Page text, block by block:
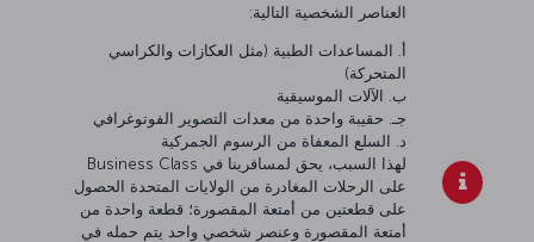
العناصر الشخصية التالية:
أ. المساعدات الطبية (مثل العكازات والكراسي
المتحركة)
ب. الآلات الموسيقية
جـ. حقيبة واحدة من معدات التصوير الفوتوغرافي
د. السلع المعفاة من الرسوم الجمركية
لهذا السبب، يحق لمسافرينا في Business Class
على الرحلات المغادرة من الولايات المتحدة الحصول
على قطعتين من أمتعة المقصورة؛ قطعة واحدة من
أمتعة المقصورة وعنصر شخصي واحد يتم حمله في